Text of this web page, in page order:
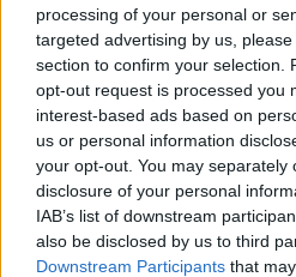
processing of your personal or
targeted advertising by us,
section to confirm your selection.
opt-out request is processed you
interest-based ads based on
us or personal information
your opt-out. You may separately
disclosure of your personal
IAB’s list of downstream
also be disclosed by us to third
Downstream Participants that
Υποβολή
Όροι Χρήσης. Το site προστατεύεται
Πολιτική Απορρήτου&Όροι Χρήσης